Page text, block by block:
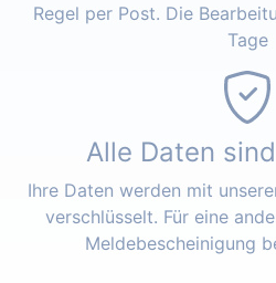
Regel per Post. Die
Tage
Alle Daten
Ihre Daten werden mit
verschlüsselt. Für eine
Meldebescheinigung